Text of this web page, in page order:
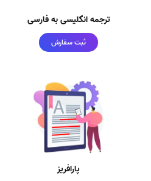
ترجمه انگلیسی به فارسی
ثبت سفارش
پارافریز